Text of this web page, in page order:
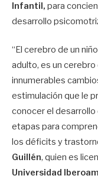
Infantil, para
desarrollo
“El cerebro de un
adulto, es un
innumerables
estimulación que le
conocer el
etapas para
los déficits y
Guillén, quien es
Universidad